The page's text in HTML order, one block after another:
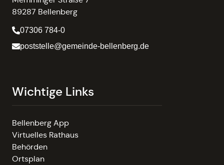
89287 Bellenberg
07306 784-0
poststelle@gemeinde-bellenberg.de
Wichtige Links
Bellenberg App
Virtuelles Rathaus
Behörden
Ortsplan